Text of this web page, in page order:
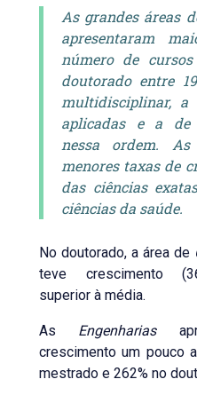
As grandes áreas
apresentaram
número de
doutorado entre
multidisciplinar, a
aplicadas e a de
nessa ordem. As
menores taxas de
das ciências
ciências da saúde.
No doutorado, a área de
teve crescimento
superior à média.
As Engenharias
crescimento um pouco
mestrado e 262% no